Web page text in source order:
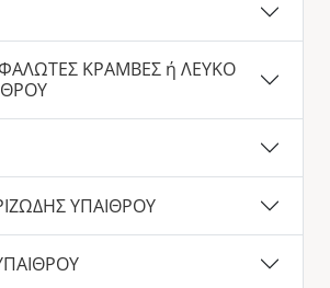
ΚΡΑΜΒΕΣ ή ΛΕΥΚΟ
ΥΠΑΙΘΡΟΥ